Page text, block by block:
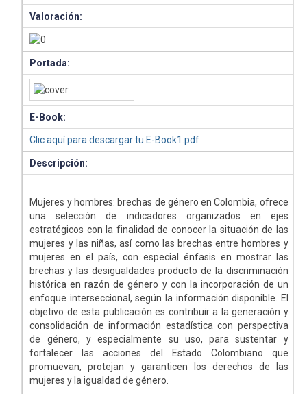
Valoración:
Portada:
E-Book:
Clic aquí para descargar tu E-Book1.pdf
Descripción:
Mujeres y hombres: brechas de género en Colombia, ofrece
una selección de indicadores organizados en ejes
estratégicos con la finalidad de conocer la situación de las
mujeres y las niñas, así como las brechas entre hombres y
mujeres en el país, con especial énfasis en mostrar las
brechas y las desigualdades producto de la discriminación
histórica en razón de género y con la incorporación de un
enfoque interseccional, según la información disponible. El
objetivo de esta publicación es contribuir a la generación y
consolidación de información estadística con perspectiva
de género, y especialmente su uso, para sustentar y
fortalecer las acciones del Estado Colombiano que
promuevan, protejan y garanticen los derechos de las
mujeres y la igualdad de género.